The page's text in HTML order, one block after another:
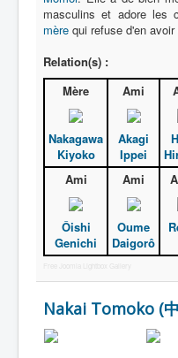
masculins et adore les
mère qui refuse d'en
Relation(s) :
Mère
Nakagawa
Kiyoko
Ami
Akagi
Ippei
Ami
Ôishi
Genichi
Ami
Oume
Daigorô
Nakai Tomoko (